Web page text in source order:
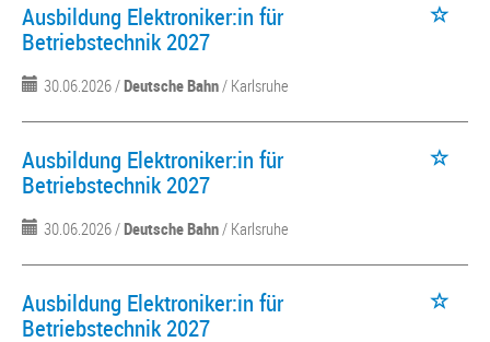
Ausbildung Elektroniker:in für
Betriebstechnik 2027
30.06.2026 /Deutsche Bahn/ Karlsruhe
Ausbildung Elektroniker:in für
Betriebstechnik 2027
30.06.2026 /Deutsche Bahn/ Karlsruhe
Ausbildung Elektroniker:in für
Betriebstechnik 2027